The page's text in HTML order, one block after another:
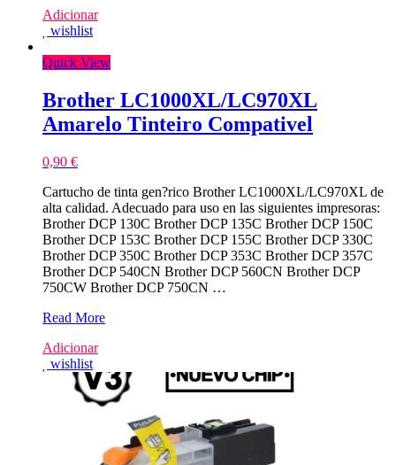
Adicionar
wishlist
Quick View
Brother LC1000XL/LC970XL
Amarelo Tinteiro Compativel
0,90 €
Cartucho de tinta gen?rico Brother LC1000XL/LC970XL de
alta calidad. Adecuado para uso en las siguientes impresoras:
Brother DCP 130C Brother DCP 135C Brother DCP 150C
Brother DCP 153C Brother DCP 155C Brother DCP 330C
Brother DCP 350C Brother DCP 353C Brother DCP 357C
Brother DCP 540CN Brother DCP 560CN Brother DCP
750CW Brother DCP 750CN …
Brother
Amarelo
Tinteiro
Compativel
Read More
Adicionar
wishlist